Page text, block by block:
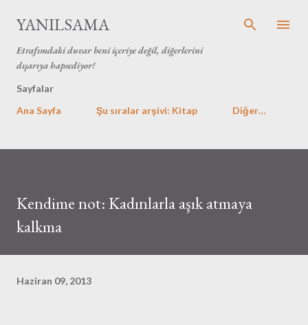
YANILSAMA
Etrafımdaki duvar beni içeriye değil, diğerlerini
dışarıya hapsediyor!
Sayfalar
Ana Sayfa
Şu sıralar arşivi: Kitap Diğer…
Kendime not: Kadınlarla aşık atmaya
kalkma
Haziran 09, 2013